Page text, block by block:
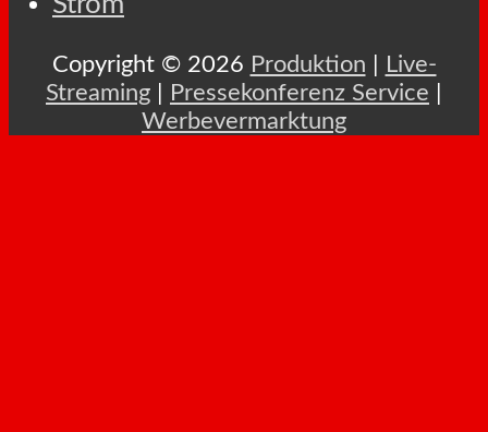
Copyright © 2026 Produktion
Live-
Streaming
Pressekonferenz Service
Werbevermarktung